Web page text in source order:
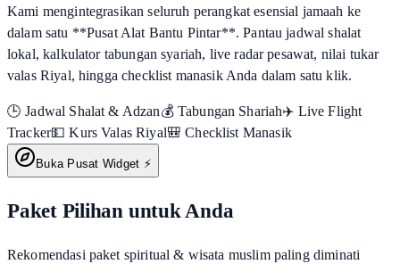
Kami mengintegrasikan seluruh perangkat esensial jamaah ke
dalam satu **Pusat Alat Bantu Pintar**. Pantau jadwal shalat
lokal, kalkulator tabungan syariah, live radar pesawat, nilai tukar
valas Riyal, hingga checklist manasik Anda dalam satu klik.
🕒 Jadwal Shalat & Adzan💰 Tabungan Shariah✈️ Live Flight
Tracker💵 Kurs Valas Riyal🎒 Checklist Manasik
Buka Pusat Widget ⚡
Paket Pilihan untuk Anda
Rekomendasi paket spiritual & wisata muslim paling diminati